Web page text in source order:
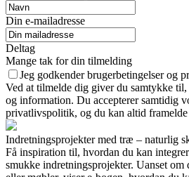
Din e-mailadresse
Deltag
Mange tak for din tilmelding
Jeg godkender brugerbetingelser og
Ved at tilmelde dig giver du samtykke
og information. Du accepterer samtidig
privatlivspolitik, og du kan altid
Indretningsprojekter med træ – naturlig
Få inspiration til, hvordan du kan
smukke indretningsprojekter. Uanset